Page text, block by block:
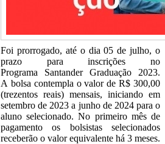
Foi prorrogado, até o dia 05 de julho, o
prazo para inscrições no
Programa Santander Graduação 2023.
A bolsa contempla o valor de R$ 300,00
(trezentos reais) mensais, iniciando em
setembro de 2023 a junho de 2024 para o
aluno selecionado. No primeiro mês de
pagamento os bolsistas selecionados
receberão o valor equivalente há 3 meses.